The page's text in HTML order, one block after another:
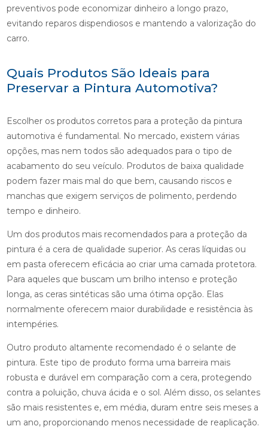
preventivos pode economizar dinheiro a longo prazo,
evitando reparos dispendiosos e mantendo a valorização do
carro.
Quais Produtos São Ideais para
Preservar a Pintura Automotiva?
Escolher os produtos corretos para a proteção da pintura
automotiva é fundamental. No mercado, existem várias
opções, mas nem todos são adequados para o tipo de
acabamento do seu veículo. Produtos de baixa qualidade
podem fazer mais mal do que bem, causando riscos e
manchas que exigem serviços de polimento, perdendo
tempo e dinheiro.
Um dos produtos mais recomendados para a proteção da
pintura é a cera de qualidade superior. As ceras líquidas ou
em pasta oferecem eficácia ao criar uma camada protetora.
Para aqueles que buscam um brilho intenso e proteção
longa, as ceras sintéticas são uma ótima opção. Elas
normalmente oferecem maior durabilidade e resistência às
intempéries.
Outro produto altamente recomendado é o selante de
pintura. Este tipo de produto forma uma barreira mais
robusta e durável em comparação com a cera, protegendo
contra a poluição, chuva ácida e o sol. Além disso, os selantes
são mais resistentes e, em média, duram entre seis meses a
um ano, proporcionando menos necessidade de reaplicação.